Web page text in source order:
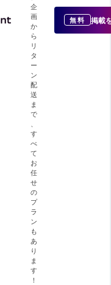
企
画
か
ら
リ
タ
ー
ン
配
送
ま
で
す
べ
て
お
任
せ
の
プ
ラ
ン
も
あ
り
ま
す
！
無料 掲載